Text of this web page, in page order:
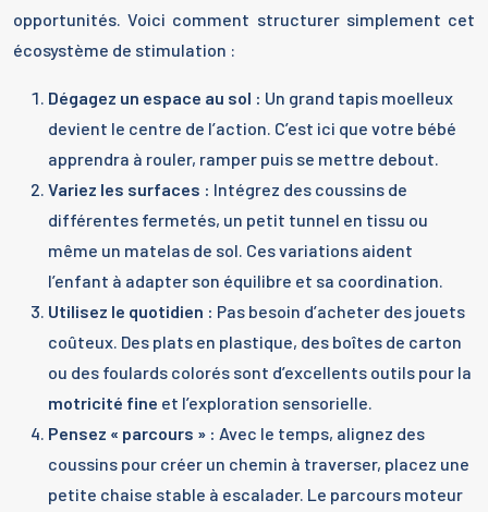
opportunités. Voici comment structurer simplement cet
écosystème de stimulation :
Dégagez un espace au sol : Un grand tapis moelleux
devient le centre de l’action. C’est ici que votre bébé
apprendra à rouler, ramper puis se mettre debout.
Variez les surfaces : Intégrez des coussins de
différentes fermetés, un petit tunnel en tissu ou
même un matelas de sol. Ces variations aident
l’enfant à adapter son équilibre et sa coordination.
Utilisez le quotidien : Pas besoin d’acheter des jouets
coûteux. Des plats en plastique, des boîtes de carton
ou des foulards colorés sont d’excellents outils pour la
motricité fine et l’exploration sensorielle.
Pensez « parcours » : Avec le temps, alignez des
coussins pour créer un chemin à traverser, placez une
petite chaise stable à escalader. Le parcours moteur